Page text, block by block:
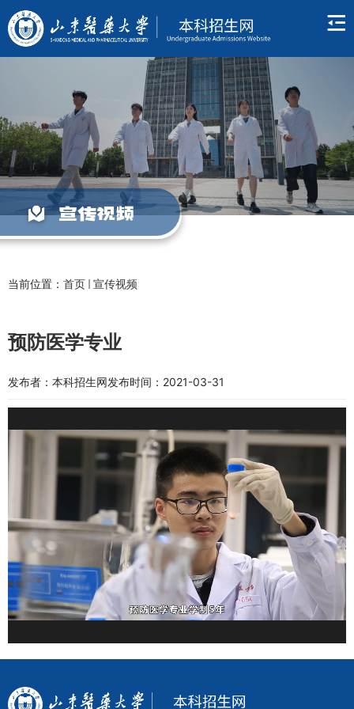
宣传视频
当前位置： 首页 宣传视频
预防医学专业
发布者：本科招生网发布时间：2021-03-31